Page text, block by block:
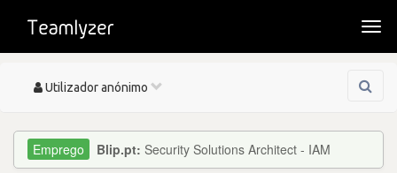
Toggle
Utilizador anónimo
Blip.pt: Security Solutions Architect - IAM